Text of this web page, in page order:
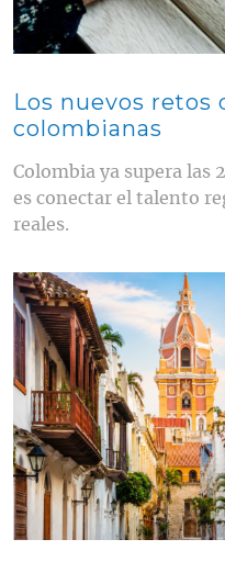
Los nuevos retos
colombianas
Colombia ya supera las
es conectar el talento
reales.
Contenido multimedia